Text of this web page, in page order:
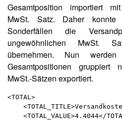
Gesamtposition importiert
MwSt. Satz. Daher konnte
Sonderfällen die
ungewöhnlichen MwSt.
übernehmen. Nun werden
Gesamtpositionen gruppiert
MwSt.-Sätzen exportiert.
<TOTAL>
<TOTAL_VALUE>4.4044</